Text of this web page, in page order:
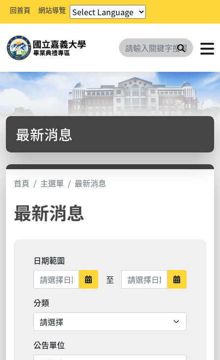
回首頁 網站導覽
搜尋
最新消息
首頁 主選單 最新消息
最新消息
日期範圍
日期範圍開始
至 日期範圍結束 日期範圍
分類
公告單位